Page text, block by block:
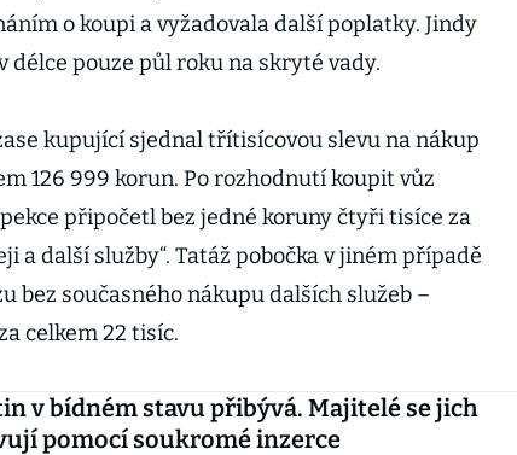
o koupi a vyžadovala další poplatky. Jindy
délce pouze půl roku na skryté vady.
kupující sjednal třítisícovou slevu na nákup
126 999 korun. Po rozhodnutí koupit vůz
připočetl bez jedné koruny čtyři tisíce za
a další služby“. Tatáž pobočka v jiném případě
bez současného nákupu dalších služeb –
celkem 22 tisíc.
v bídném stavu přibývá. Majitelé se jich
pomocí soukromé inzerce